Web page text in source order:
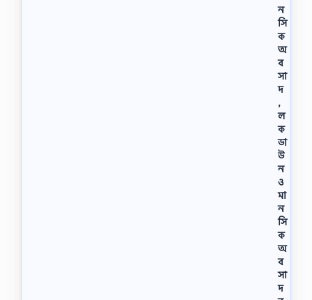
ন
সি
ক
অ
ব
সা
দ
,
ল
ক
ডা
উ
ন
ও
মা
ন
সি
ক
অ
ব
সা
দ